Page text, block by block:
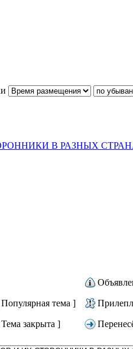
В РАЗНЫХ
тема ]
закрыта ]